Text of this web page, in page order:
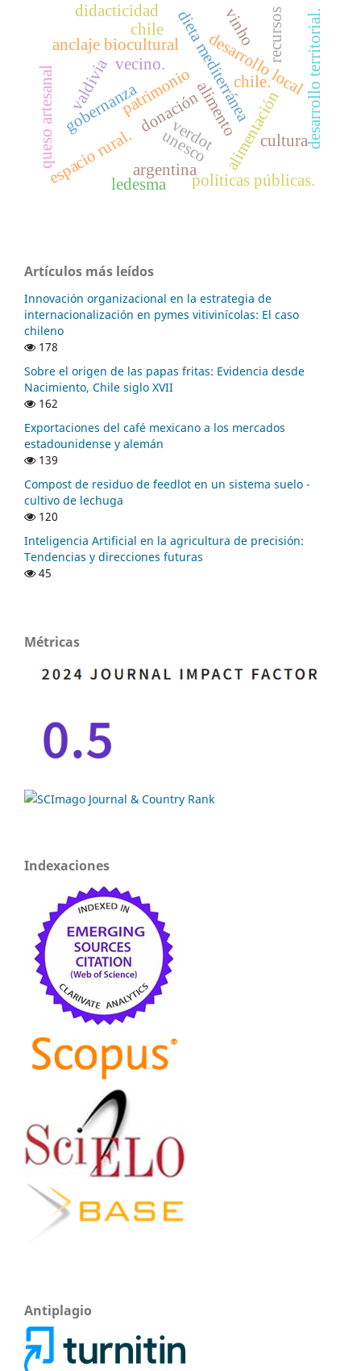
alimentación
patrimonio
cultura
unesco
dieta mediterránea
alimento
donación
vecino.
gobernanza
anclaje biocultural
políticas públicas.
desarrollo local
recursos
espacio rural.argentina
desarrollo territorial.
queso artesanal chile.
chile
verdot
valdivia
ledesma
vinho
didacticidad
Artículos más leídos
Innovación organizacional en la estrategia de
internacionalización en pymes vitivinícolas: El caso
chileno
178
Sobre el origen de las papas fritas: Evidencia desde
Nacimiento, Chile siglo XVII
162
Exportaciones del café mexicano a los mercados
estadounidense y alemán
139
Compost de residuo de feedlot en un sistema suelo -
cultivo de lechuga
120
Inteligencia Artificial en la agricultura de precisión:
Tendencias y direcciones futuras
45
Métricas
Indexaciones
Antiplagio